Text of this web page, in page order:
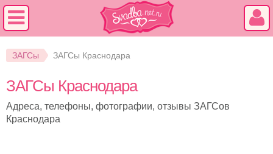
ЗАГСы ЗАГСы Краснодара
ЗАГСы Краснодара
Адреса, телефоны, фотографии, отзывы ЗАГСов
Краснодара